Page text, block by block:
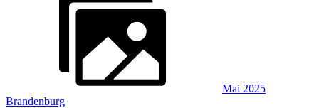
Mai 2025
Brandenburg